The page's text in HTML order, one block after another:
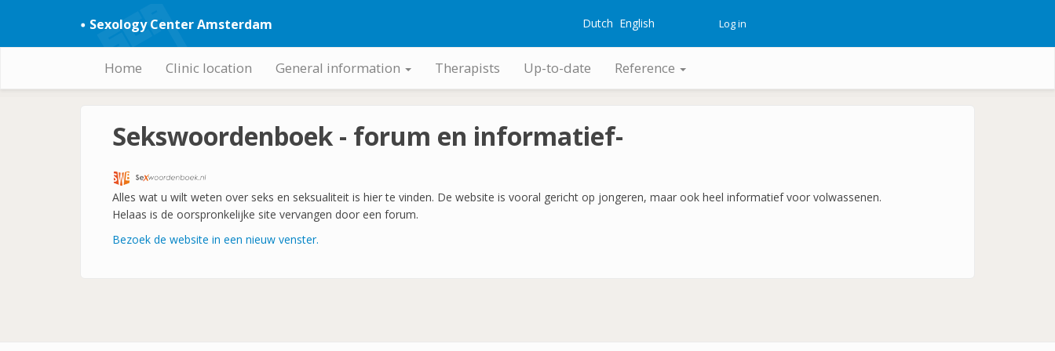
Sexology Center Amsterdam Dutch English Gebruikersmenu
Log in
Hoofdnavigatie
Home Clinic location General information Therapists Up-to-date Reference
Sekswoordenboek - forum en informatief-
Alles wat u wilt weten over seks en seksualiteit is hier te vinden. De website is vooral gericht op jongeren, maar ook heel informatief voor volwassenen.
Helaas is de oorspronkelijke site vervangen door een forum.
Bezoek de website in een nieuw venster.